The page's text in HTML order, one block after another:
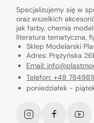
Specjalizujemy się w
oraz wszelkich
jak farby, chemia
literatura tematyczna,
Sklep Modelarski
Adres: Prężyńska
Email:
Telefon: +48
poniedziałek -
InstagramFacebook